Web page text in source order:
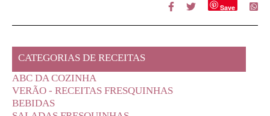
Save
CATEGORIAS DE RECEITAS
ABC DA COZINHA
VERÃO - RECEITAS FRESQUINHAS
BEBIDAS